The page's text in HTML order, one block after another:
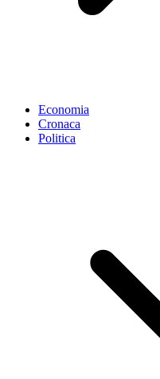
Economia
Cronaca
Politica